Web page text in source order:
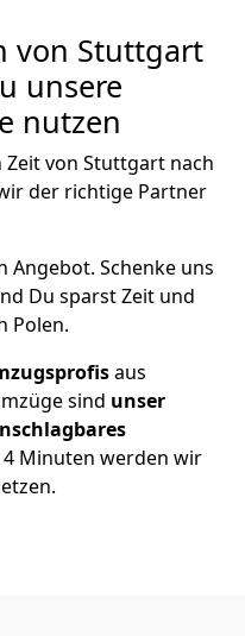
von Stuttgart
unsere
nutzen
von Stuttgart nach
der richtige Partner
Angebot. Schenke uns
Du sparst Zeit und
Polen.
aus
sind unser
4 Minuten werden wir